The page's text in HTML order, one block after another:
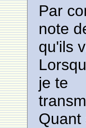
Par
note
qu'ils
je te
Quant